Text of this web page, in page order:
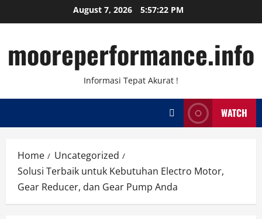
to
August 7, 2026 5:57:22 PM
mooreperformance.info
Informasi Tepat Akurat !
WATCH
Home
Uncategorized
Solusi Terbaik untuk Kebutuhan Electro Motor,
Gear Reducer, dan Gear Pump Anda